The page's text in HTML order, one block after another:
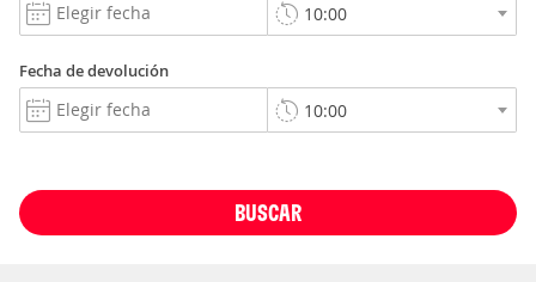
Fecha de devolución
BUSCAR